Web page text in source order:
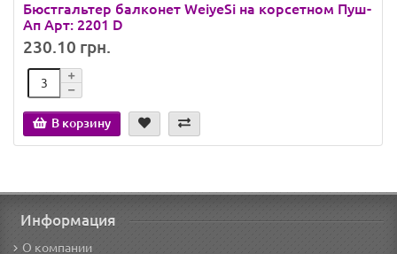
Бюстгальтер балконет WeiyeSi на корсетном Пуш-
Ап Арт: 2201 D
230.10 грн.
В корзину
Информация
О компании